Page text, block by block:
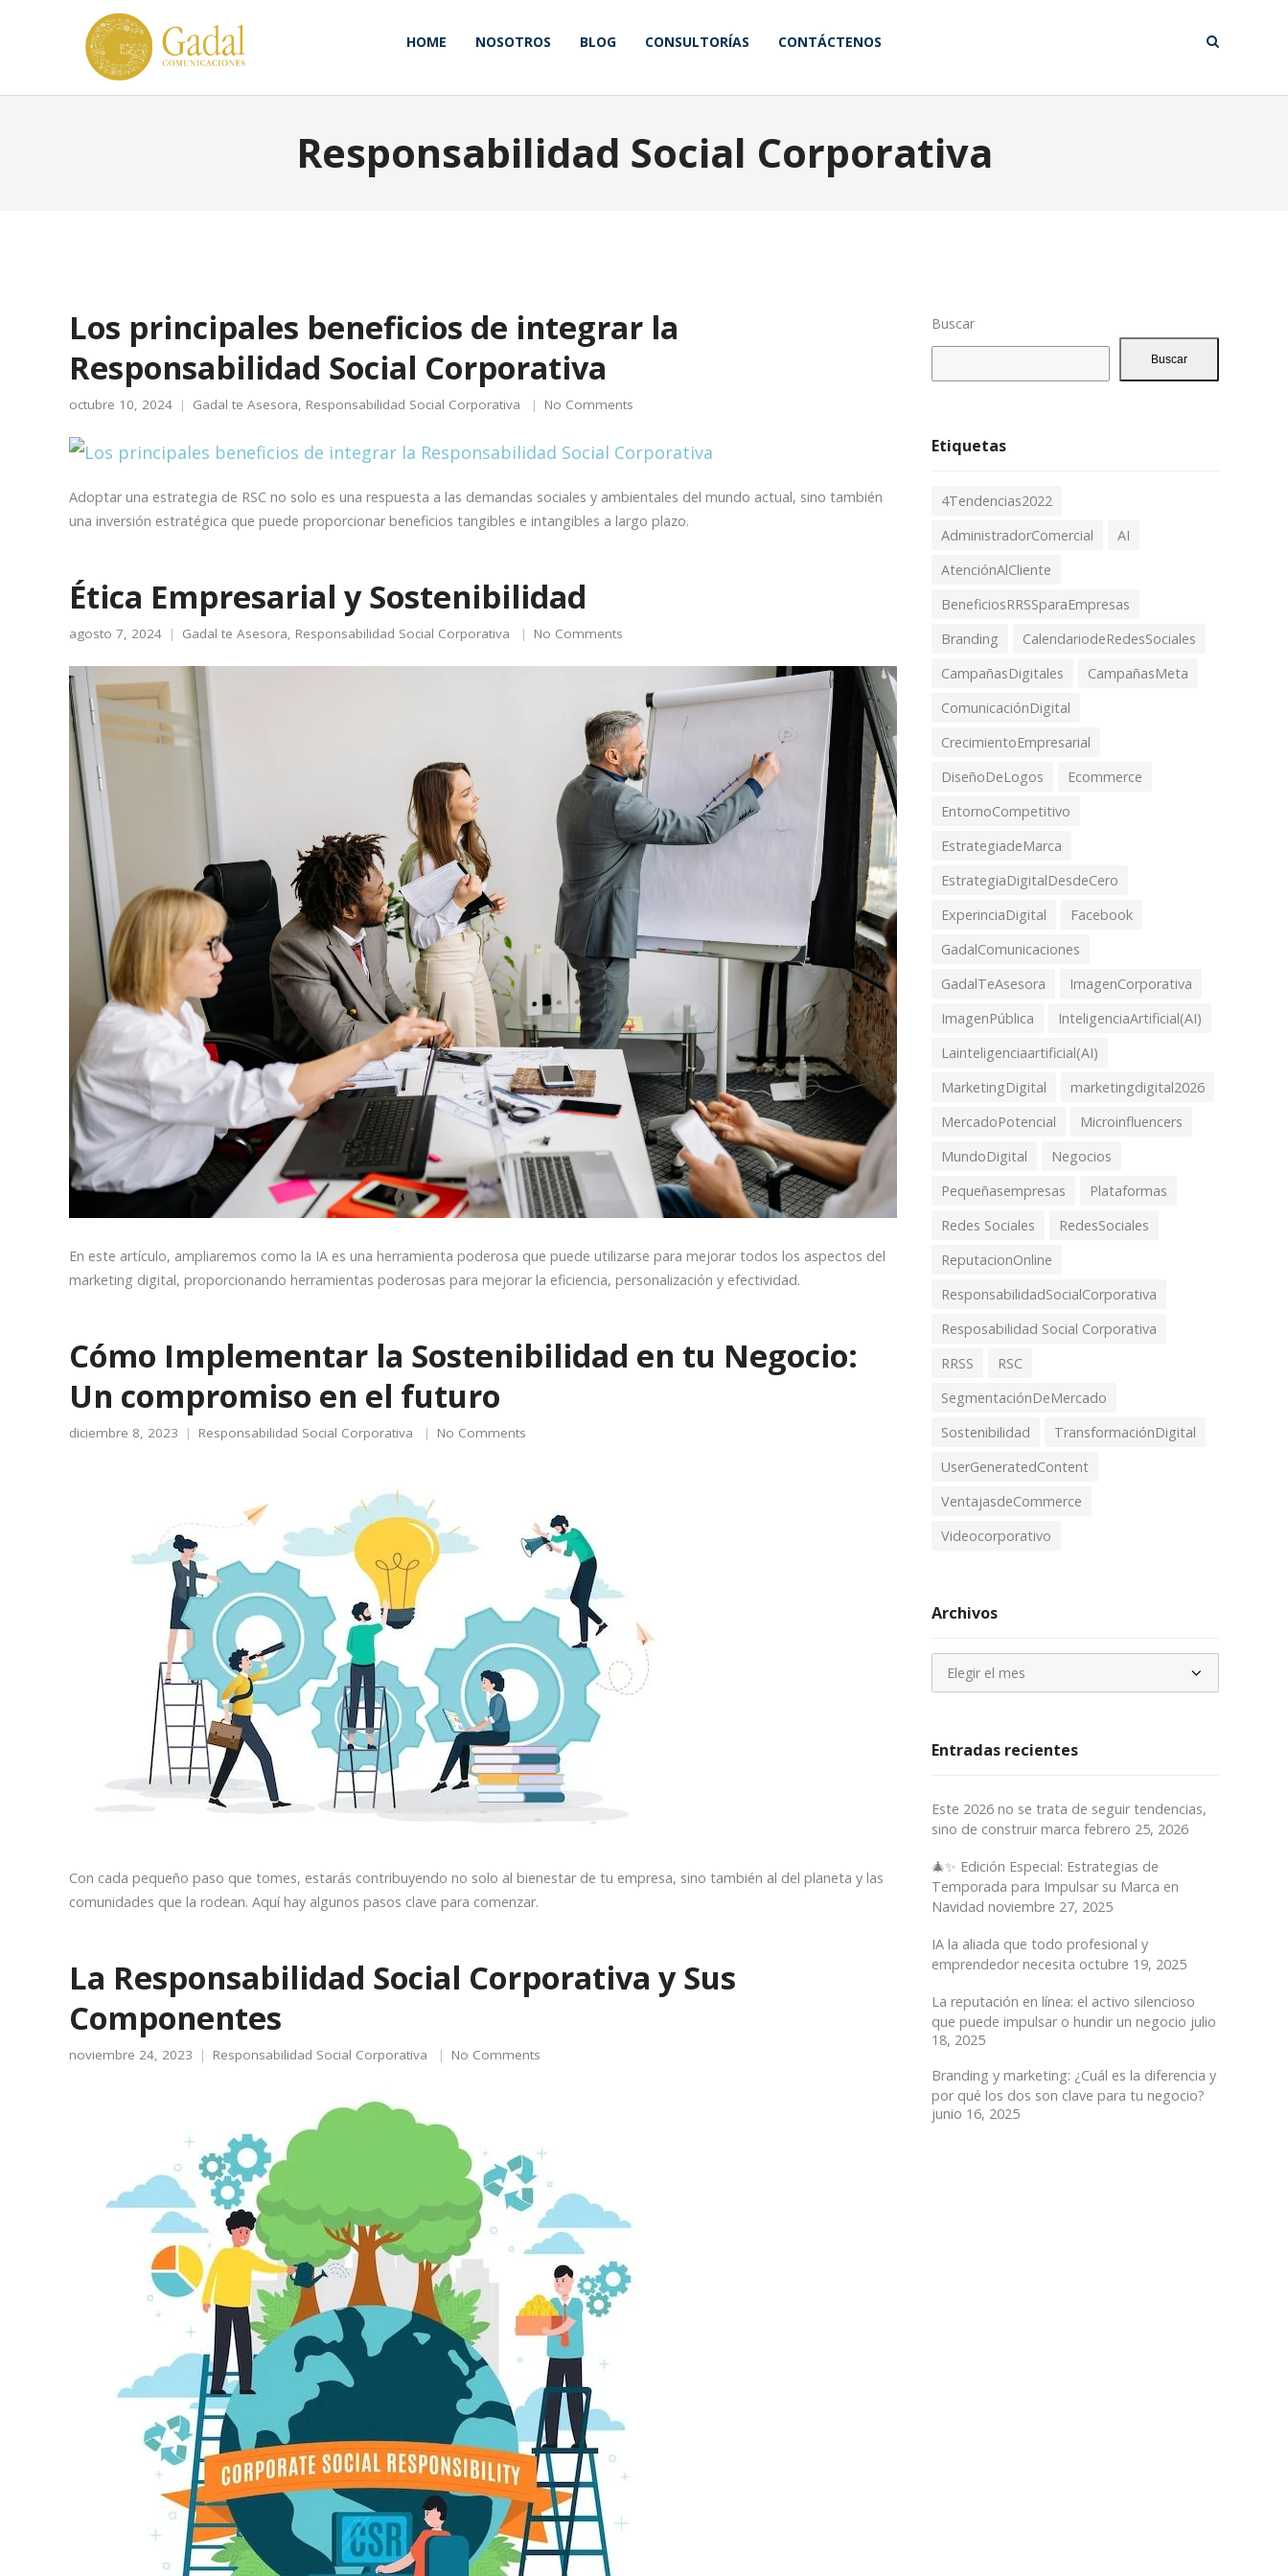
HOME NOSOTROS BLOG CONSULTORÍAS CONTÁCTENOS
Responsabilidad Social Corporativa
Los principales beneficios de integrar la
Responsabilidad Social Corporativa
octubre 10, 2024 Gadal te Asesora, Responsabilidad Social Corporativa No Comments
Adoptar una estrategia de RSC no solo es una respuesta a las demandas sociales y ambientales del mundo actual, sino también
una inversión estratégica que puede proporcionar beneficios tangibles e intangibles a largo plazo.
Ética Empresarial y Sostenibilidad
agosto 7, 2024 Gadal te Asesora, Responsabilidad Social Corporativa No Comments
En este artículo, ampliaremos como la IA es una herramienta poderosa que puede utilizarse para mejorar todos los aspectos del
marketing digital, proporcionando herramientas poderosas para mejorar la eficiencia, personalización y efectividad.
Cómo Implementar la Sostenibilidad en tu Negocio:
Un compromiso en el futuro
diciembre 8, 2023 Responsabilidad Social Corporativa No Comments
Con cada pequeño paso que tomes, estarás contribuyendo no solo al bienestar de tu empresa, sino también al del planeta y las
comunidades que la rodean. Aquí hay algunos pasos clave para comenzar.
La Responsabilidad Social Corporativa y Sus
Componentes
noviembre 24, 2023 Responsabilidad Social Corporativa No Comments
Buscar
Buscar
Etiquetas
4Tendencias2022
AdministradorComercial
AI
AtenciónAlCliente
BeneficiosRRSSparaEmpresas
Branding
CalendariodeRedesSociales
CampañasDigitales
CampañasMeta
ComunicaciónDigital
CrecimientoEmpresarial
DiseñoDeLogos
Ecommerce
EntornoCompetitivo
EstrategiadeMarca
EstrategiaDigitalDesdeCero
ExperinciaDigital
Facebook
GadalComunicaciones
GadalTeAsesora
ImagenCorporativa
ImagenPública
InteligenciaArtificial(AI)
Lainteligenciaartificial(AI)
MarketingDigital
marketingdigital2026
MercadoPotencial
Microinfluencers
MundoDigital
Negocios
Pequeñasempresas
Plataformas
Redes Sociales
RedesSociales
ReputacionOnline
ResponsabilidadSocialCorporativa
Resposabilidad Social Corporativa
RRSS
RSC
SegmentaciónDeMercado
Sostenibilidad
TransformaciónDigital
UserGeneratedContent
VentajasdeCommerce
Videocorporativo
Archivos
Archivos
Entradas recientes
Este 2026 no se trata de seguir tendencias,
sino de construir marca febrero 25, 2026
🎄✨ Edición Especial: Estrategias de
Temporada para Impulsar su Marca en
Navidad noviembre 27, 2025
IA la aliada que todo profesional y
emprendedor necesita octubre 19, 2025
La reputación en línea: el activo silencioso
que puede impulsar o hundir un negocio julio
18, 2025
Branding y marketing: ¿Cuál es la diferencia y
por qué los dos son clave para tu negocio?
junio 16, 2025